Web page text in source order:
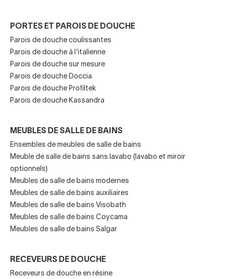
A Ledimex leur catalogue est plein de miroirs de salle de
design impeccable et avec les dernières
technologies d'éclairage
L'offre Ledimex comprend des miroirs ronds,
rectangulaires, carrés, ovales, arrondis et à bords droits,
de différentes tailles, sans cadre ou avec des cadres
bain modernes!
Les miroirs de salle de bain rétro-éclairés
, créant ainsi un effet
de bains !
Dans Ledimex, le catalogue
combine innovation et design
Ces miroirs à LED ontdes caractéristiques qui les
différencientde ceux d'autres fabricants et augmentent
PORTES ET PAROIS DE DOUCHE
Parois de douche coulissantes
Parois de douche à l'italienne
Parois de douche sur mesure
Parois de douche Doccia
Parois de douche Profiltek
Parois de douche Kassandra
MEUBLES DE SALLE DE BAINS
Ensembles de meubles de salle de bains
Meuble de salle de bains sans lavabo (lavabo et miroir
optionnels)
Meubles de salle de bains modernes
Meubles de salle de bains auxiliaires
Meubles de salle de bains Visobath
Meubles de salle de bains Coycama
Meubles de salle de bains Salgar
RECEVEURS DE DOUCHE
Receveurs de douche en résine